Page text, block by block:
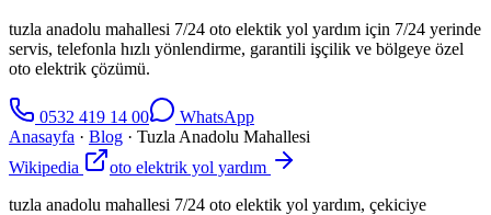
tuzla anadolu mahallesi 7/24 oto elektik yol yardım için 7/24 yerinde
servis, telefonla hızlı yönlendirme, garantili işçilik ve bölgeye özel
oto elektrik çözümü.
0532 419 14 00
WhatsApp
Anasayfa · Blog · Tuzla Anadolu Mahallesi
Wikipedia
oto elektrik yol yardım
tuzla anadolu mahallesi 7/24 oto elektik yol yardım, çekiciye